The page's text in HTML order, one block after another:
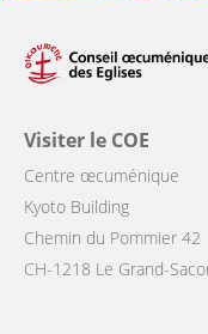
Visiter le COE
Centre œcuménique
Kyoto Building
Chemin du Pommier 42
CH-1218 Le Grand-